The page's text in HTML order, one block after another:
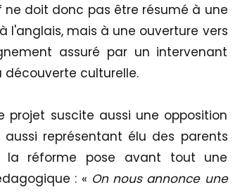
doit donc pas être résumé à une
l'anglais, mais à une ouverture vers
assuré par un intervenant
découverte culturelle.
projet suscite aussi une opposition
aussi représentant élu des parents
la réforme pose avant tout une
: « On nous annonce une